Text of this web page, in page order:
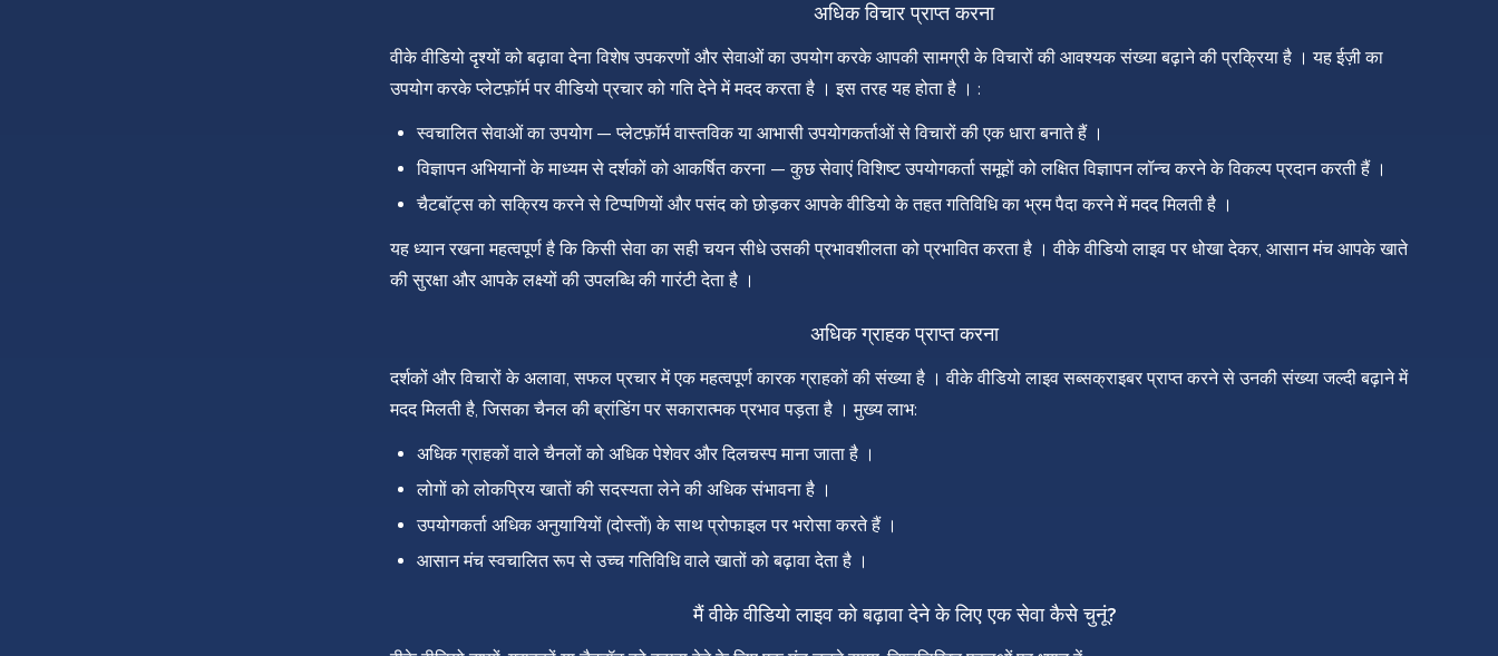
अधिक विचार प्राप्त करना
वीके वीडियो दृश्यों को बढ़ावा देना विशेष उपकरणों और सेवाओं का उपयोग करके आपकी सामग्री के विचारों की आवश्यक संख्या बढ़ाने की प्रक्रिया है । यह ईज़ी का
उपयोग करके प्लेटफ़ॉर्म पर वीडियो प्रचार को गति देने में मदद करता है । इस तरह यह होता है । :
स्वचालित सेवाओं का उपयोग — प्लेटफ़ॉर्म वास्तविक या आभासी उपयोगकर्ताओं से विचारों की एक धारा बनाते हैं ।
विज्ञापन अभियानों के माध्यम से दर्शकों को आकर्षित करना — कुछ सेवाएं विशिष्ट उपयोगकर्ता समूहों को लक्षित विज्ञापन लॉन्च करने के विकल्प प्रदान करती हैं ।
चैटबॉट्स को सक्रिय करने से टिप्पणियों और पसंद को छोड़कर आपके वीडियो के तहत गतिविधि का भ्रम पैदा करने में मदद मिलती है ।
यह ध्यान रखना महत्वपूर्ण है कि किसी सेवा का सही चयन सीधे उसकी प्रभावशीलता को प्रभावित करता है । वीके वीडियो लाइव पर धोखा देकर, आसान मंच आपके खाते
की सुरक्षा और आपके लक्ष्यों की उपलब्धि की गारंटी देता है ।
अधिक ग्राहक प्राप्त करना
दर्शकों और विचारों के अलावा, सफल प्रचार में एक महत्वपूर्ण कारक ग्राहकों की संख्या है । वीके वीडियो लाइव सब्सक्राइबर प्राप्त करने से उनकी संख्या जल्दी बढ़ाने में
मदद मिलती है, जिसका चैनल की ब्रांडिंग पर सकारात्मक प्रभाव पड़ता है । मुख्य लाभ:
अधिक ग्राहकों वाले चैनलों को अधिक पेशेवर और दिलचस्प माना जाता है ।
लोगों को लोकप्रिय खातों की सदस्यता लेने की अधिक संभावना है ।
उपयोगकर्ता अधिक अनुयायियों (दोस्तों) के साथ प्रोफाइल पर भरोसा करते हैं ।
आसान मंच स्वचालित रूप से उच्च गतिविधि वाले खातों को बढ़ावा देता है ।
मैं वीके वीडियो लाइव को बढ़ावा देने के लिए एक सेवा कैसे चुनूं?